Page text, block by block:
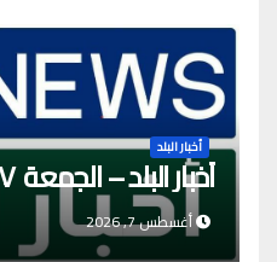
أخبار البلد
أخبار البلد – الجمعة ٧ أغسطس ٢٠٢٦م
أغسطس 7, 2026